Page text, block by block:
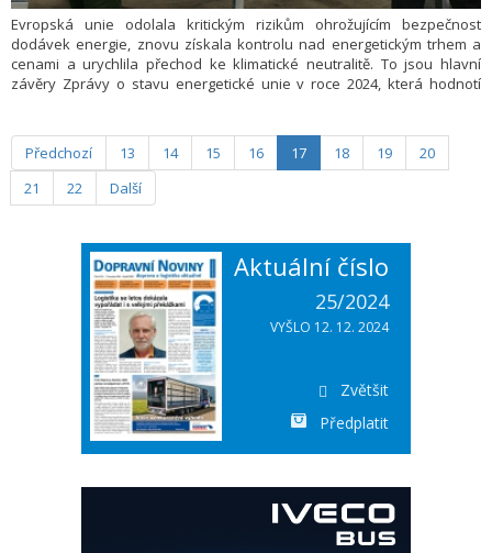
Evropská unie odolala kritickým rizikům ohrožujícím bezpečnost
dodávek energie, znovu získala kontrolu nad energetickým trhem a
cenami a urychlila přechod ke klimatické neutralitě. To jsou hlavní
závěry Zprávy o stavu energetické unie v roce 2024, která hodnotí
přechodu na čistou energii.
Předchozí 13 14 15 16 17 18 19
20
21
22 Další
Aktuální číslo
25/2024
VYŠLO 12. 12. 2024
Zvětšit
Předplatit